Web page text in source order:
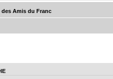
des Amis du Franc